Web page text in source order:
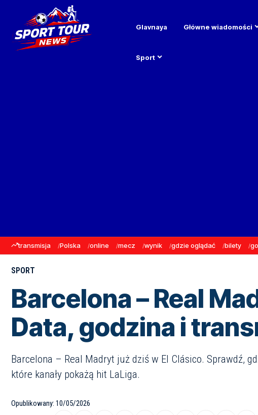
Glavnaya Główne wiadomości
Sport
transmisja Polska online mecz wynik gdzie oglądać bilety
SPORT
Barcelona – Real
Data, godzina i
Barcelona – Real Madryt już dziś w El Clásico. Sprawdź,
które kanały pokażą hit LaLiga.
Opublikowany: 10/05/2026